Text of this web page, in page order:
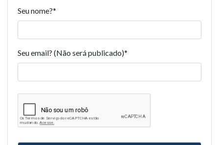
Seu nome?*
Seu email? (Não será publicado)*